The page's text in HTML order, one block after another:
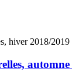
automne